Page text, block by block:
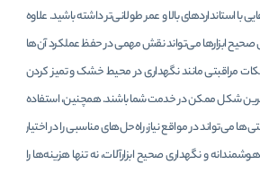
با استانداردهای بالا و عمر طولانی‌تر داشته باشید. علاوه
صحیح ابزارها می‌تواند نقش مهمی در حفظ عملکرد آن‌ها
نکات مراقبتی مانند نگهداری در محیط خشک و تمیز کردن
شکل ممکن در خدمت شما باشند. همچنین، استفاده
می‌تواند در مواقع نیاز، راه‌حل‌های مناسبی را در اختیار
و نگهداری صحیح ابزارآلات، نه تنها هزینه‌ها را